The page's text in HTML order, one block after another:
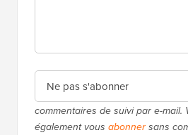
commentaires de suivi par e-mail.
également vous abonnersans